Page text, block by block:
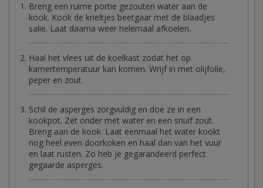
Breng een ruime portie gezouten water aan de
kook. Kook de krieltjes beetgaar met de blaadjes
salie. Laat daarna weer helemaal afkoelen.
Haal het vlees uit de koelkast zodat het op
kamertemperatuur kan komen. Wrijf in met olijfolie,
peper en zout.
Schil de asperges zorgvuldig en doe ze in een
kookpot. Zet onder met water en een snuif zout.
Breng aan de kook. Laat eenmaal het water kookt
nog heel even doorkoken en haal dan van het vuur
en laat rusten. Zo heb je gegarandeerd perfect
gegaarde asperges.